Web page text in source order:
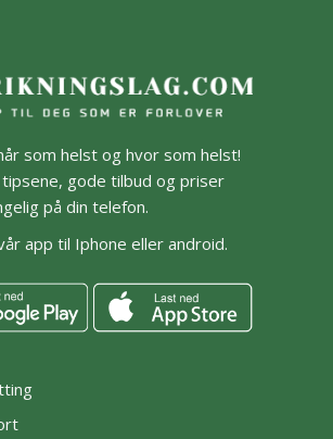
som helst og hvor som helst!
gode tilbud og priser
på din telefon.
app til Iphone eller android.